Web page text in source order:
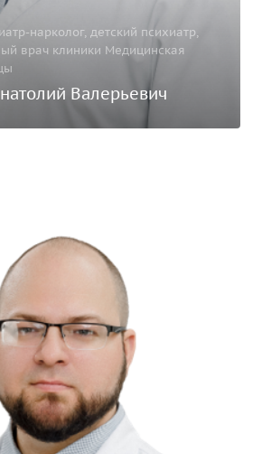
нарколог, детский психиатр,
врач клиники Медицинская
Валерьевич